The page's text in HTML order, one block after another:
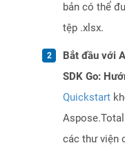
bản có thể
tệp .xlsx.
Bắt đầu với
SDK Go:
Quickstart
các thư viện